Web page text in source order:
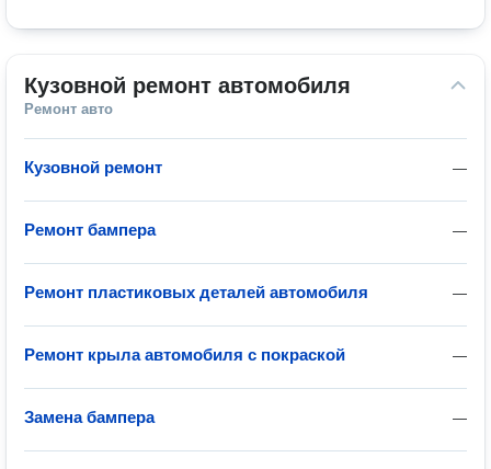
Кузовной ремонт автомобиля
Ремонт авто
—
Кузовной ремонт
—
Ремонт бампера
—
Ремонт пластиковых деталей автомобиля
—
Ремонт крыла автомобиля с покраской
—
Замена бампера